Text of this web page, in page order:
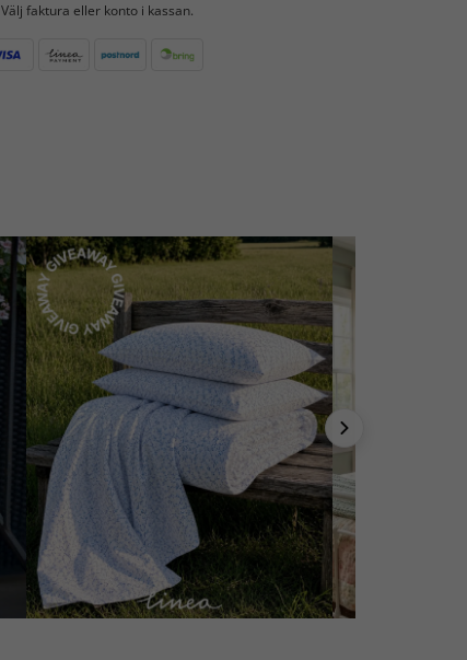
Välj faktura eller konto i kassan.